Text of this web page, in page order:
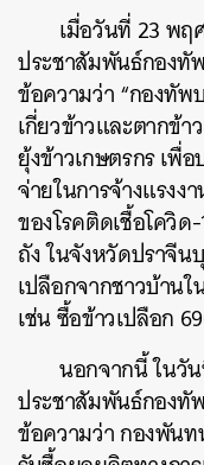
เมื่อวันที่ 23 พ
ประชาสัมพันธ์กองทั
ข้อความว่า “กองทัพ
เกี่ยวข้าวและตากข้
ยุ้งข้าวเกษตรกร เพื่
จ่ายในการจ้างแรง
ของโรคติดเชื้อโควิ
ถัง ในจังหวัดปราจีน
เปลือกจากชาวบ้าน
เช่น ซื้อข้าวเปลือก
นอกจากนี้ ในวั
ประชาสัมพันธ์กองทั
ข้อความว่า กองพันท